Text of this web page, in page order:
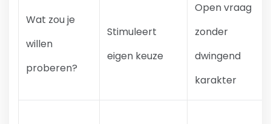
Wat zou je
willen
proberen?
Stimuleert
eigen keuze
Open vraag
zonder
dwingend
karakter